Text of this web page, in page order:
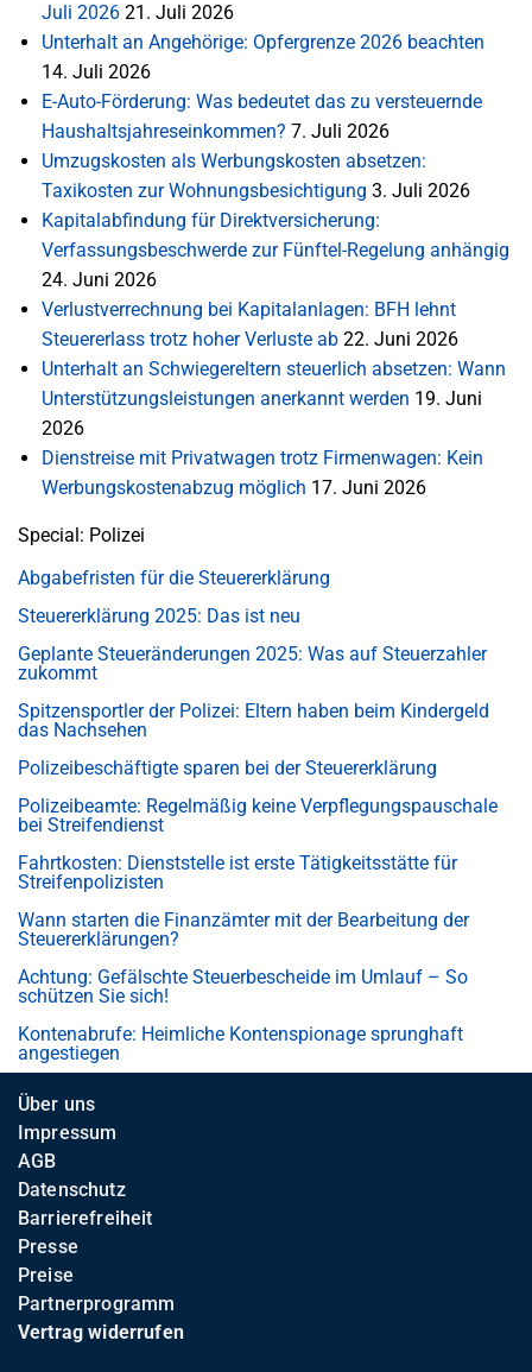
Juli 2026 21. Juli 2026
Unterhalt an Angehörige: Opfergrenze 2026 beachten
14. Juli 2026
E-Auto-Förderung: Was bedeutet das zu versteuernde
Haushaltsjahreseinkommen? 7. Juli 2026
Umzugskosten als Werbungskosten absetzen:
Taxikosten zur Wohnungsbesichtigung 3. Juli 2026
Kapitalabfindung für Direktversicherung:
Verfassungsbeschwerde zur Fünftel-Regelung anhängig
24. Juni 2026
Verlustverrechnung bei Kapitalanlagen: BFH lehnt
Steuererlass trotz hoher Verluste ab 22. Juni 2026
Unterhalt an Schwiegereltern steuerlich absetzen: Wann
Unterstützungsleistungen anerkannt werden 19. Juni
2026
Dienstreise mit Privatwagen trotz Firmenwagen: Kein
Werbungskostenabzug möglich 17. Juni 2026
Special: Polizei
Abgabefristen für die Steuererklärung
Steuererklärung 2025: Das ist neu
Geplante Steueränderungen 2025: Was auf Steuerzahler
zukommt
Spitzensportler der Polizei: Eltern haben beim Kindergeld
das Nachsehen
Polizeibeschäftigte sparen bei der Steuererklärung
Polizeibeamte: Regelmäßig keine Verpflegungspauschale
bei Streifendienst
Fahrtkosten: Dienststelle ist erste Tätigkeitsstätte für
Streifenpolizisten
Wann starten die Finanzämter mit der Bearbeitung der
Steuererklärungen?
Achtung: Gefälschte Steuerbescheide im Umlauf – So
schützen Sie sich!
Kontenabrufe: Heimliche Kontenspionage sprunghaft
angestiegen
Über uns
Impressum
AGB
Datenschutz
Barrierefreiheit
Presse
Preise
Partnerprogramm
Vertrag widerrufen